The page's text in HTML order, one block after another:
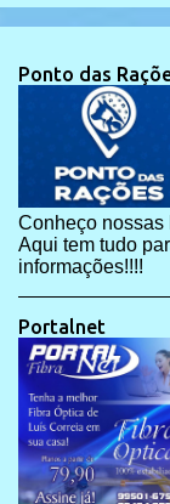
Ponto das
Conheço nossas
Aqui tem tudo
informações!!!!
Portalnet